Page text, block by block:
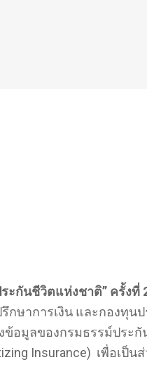
ระกันชีวิตแห่งชาติ” ครั้งที่
ษาการเงิน และกองทุน
ถึงข้อมูลของกรมธรรม์ป
Insurance) เพื่อเป็น